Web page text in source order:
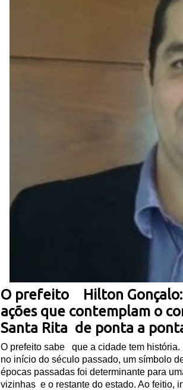
O prefeito Hilton Gonçalo:
ações que contemplam o
Santa Rita de ponta a
O prefeito sabe
que a cidade tem
no início do século passado, um símbolo
épocas passadas foi determinante para
vizinhas e o restante do estado. Ao feitio,